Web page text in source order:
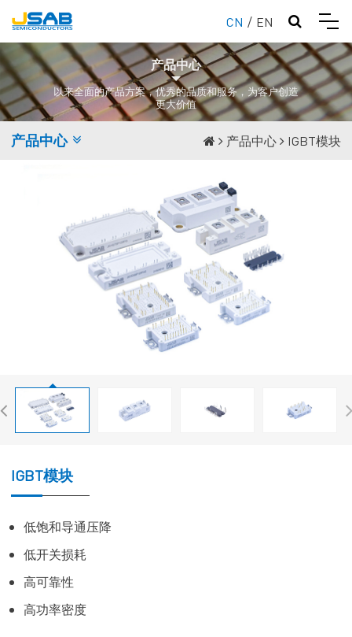
CN / EN
产品中心
以来全面的产品方案，优秀的品质和服务，为客户创造
更大价值
产品中心 产品中心 IGBT模块
IGBT模块
低饱和导通压降
低开关损耗
高可靠性
高功率密度